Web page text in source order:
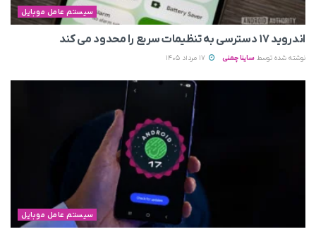
سیستم عامل موبایل
اندروید ۱۷ دسترسی به تنظیمات سریع را محدود می‌ کند
نوشته شده توسط ساینا چمنی
سیستم عامل موبایل